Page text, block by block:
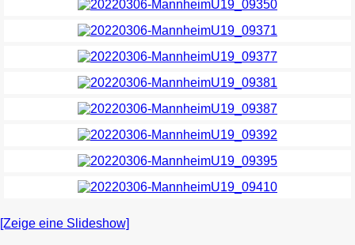
[Zeige eine Slideshow]